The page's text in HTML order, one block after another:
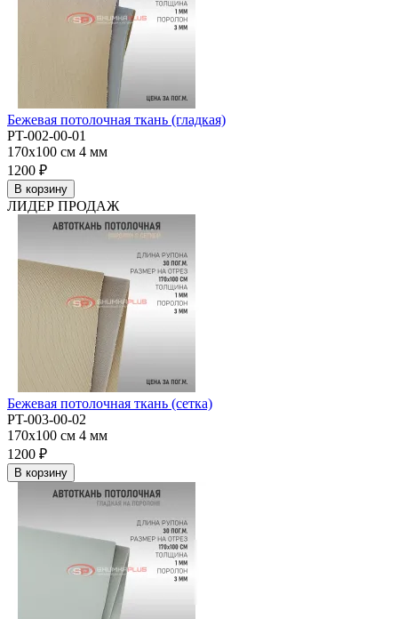
Бежевая потолочная ткань (гладкая)
PT-002-00-01
170x100 см 4 мм
1200 ₽
В корзину
ЛИДЕР ПРОДАЖ
Бежевая потолочная ткань (сетка)
PT-003-00-02
170x100 см 4 мм
1200 ₽
В корзину